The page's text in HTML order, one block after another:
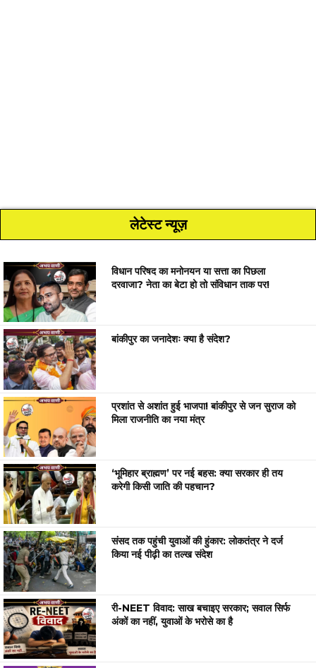
लेटेस्ट न्यूज़
विधान परिषद का मनोनयन या सत्ता का पिछला
दरवाजा? नेता का बेटा हो तो संविधान ताक पर!
बांकीपुर का जनादेशः क्या है संदेश?
प्रशांत से अशांत हुई भाजपा! बांकीपुर से जन सुराज को
मिला राजनीति का नया मंत्र
‘भूमिहार ब्राह्मण’ पर नई बहस: क्या सरकार ही तय
करेगी किसी जाति की पहचान?
संसद तक पहुंची युवाओं की हुंकार: लोकतंत्र ने दर्ज
किया नई पीढ़ी का तल्ख संदेश
री-NEET विवाद: साख बचाइए सरकार; सवाल सिर्फ
अंकों का नहीं, युवाओं के भरोसे का है